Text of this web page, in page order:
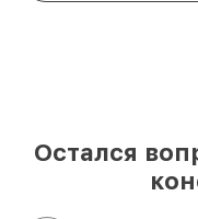
Остался